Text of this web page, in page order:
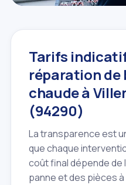
Tarifs
réparation de
chaude à
(94290)
La transparence est
que chaque
coût final dépende de
panne et des pièces